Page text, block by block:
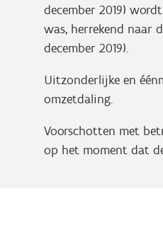
december 2019)
was, herrekend naar
december 2019).
Uitzonderlijke en
omzetdaling.
Voorschotten met
op het moment dat